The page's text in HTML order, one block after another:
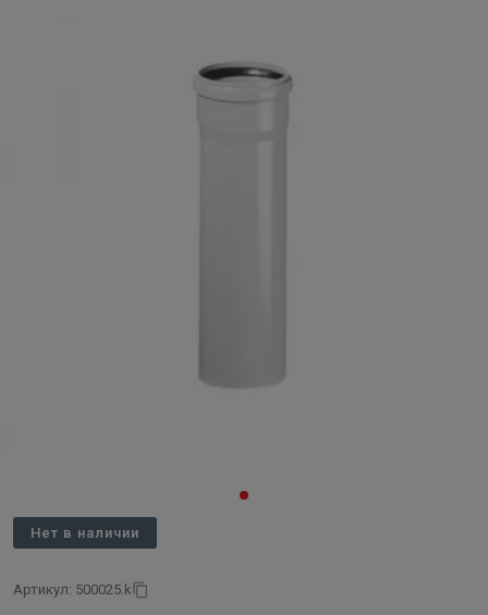
Нет в наличии
Артикул: 500025.k